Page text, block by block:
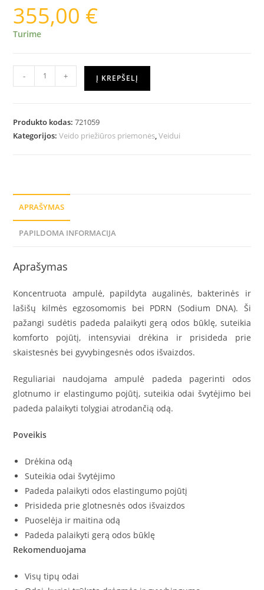
355,00 €
Turime
- + Į KREPŠELĮ
Produkto kodas:721059
Kategorijos:Veido priežiūros priemonės,Veidui
APRAŠYMAS
PAPILDOMA INFORMACIJA
Aprašymas
Koncentruota ampulė, papildyta augalinės, bakterinės ir
lašišų kilmės egzosomomis bei PDRN (Sodium DNA). Ši
pažangi sudėtis padeda palaikyti gerą odos būklę, suteikia
komforto pojūtį, intensyviai drėkina ir prisideda prie
skaistesnės bei gyvybingesnės odos išvaizdos.
Reguliariai naudojama ampulė padeda pagerinti odos
glotnumo ir elastingumo pojūtį, suteikia odai švytėjimo bei
padeda palaikyti tolygiai atrodančią odą.
Poveikis
Drėkina odą
Suteikia odai švytėjimo
Padeda palaikyti odos elastingumo pojūtį
Prisideda prie glotnesnės odos išvaizdos
Puoselėja ir maitina odą
Padeda palaikyti gerą odos būklę
Rekomenduojama
Visų tipų odai